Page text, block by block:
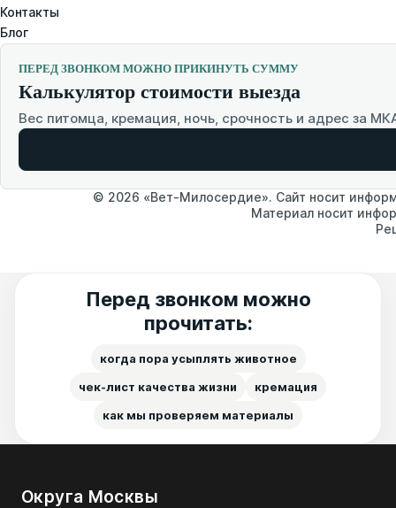
Контакты
Блог
ПЕРЕД ЗВОНКОМ МОЖНО ПРИКИНУТЬ СУММУ
Калькулятор стоимости выезда
Вес питомца, кремация, ночь, срочность и адрес за
© 2026 «Вет-Милосердие». Сайт носит
Материал носит
Перед звонком можно
прочитать:
когда пора усыплять животное
чек-лист качества жизни
кремация
как мы проверяем материалы
Округа Москвы